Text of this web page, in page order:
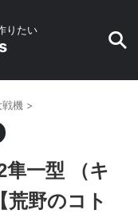
りたい
戦機 >
隼一型 （キ
荒野のコト